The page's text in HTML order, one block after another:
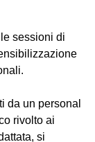
sessioni di
da un personal
rivolto ai
si